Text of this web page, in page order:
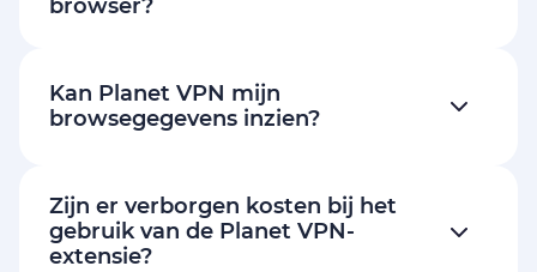
browser?
Kan Planet VPN mijn
browsegegevens inzien?
Zijn er verborgen kosten bij het
gebruik van de Planet VPN-
extensie?